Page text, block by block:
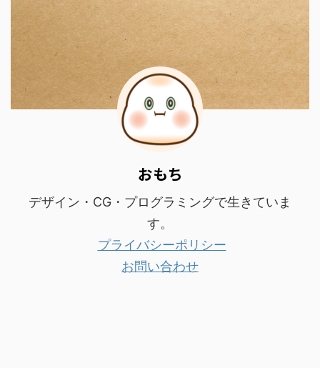
おもち
デザイン・CG・プログラミングで生きていま
す。
プライバシーポリシー
お問い合わせ